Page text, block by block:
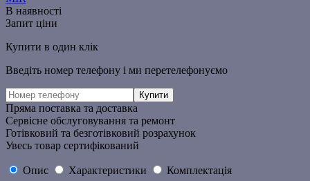
В наявності
Запит ціни
Купити в один клік
Введіть номер телефону і ми перетелефонуємо
Пряма поставка та доставка
Сервісне обслуговування та ремонт
Готівковий та безготівковий розрахунок
Увесь товар сертифікований
Опис Характеристики
Комплектація